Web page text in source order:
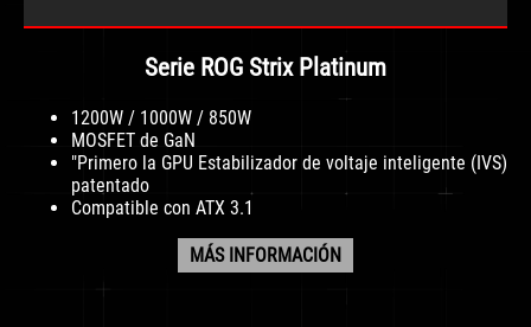
Serie ROG Strix Platinum
1200W / 1000W / 850W
MOSFET de GaN
"Primero la GPU Estabilizador de voltaje inteligente (IVS)
patentado
Compatible con ATX 3.1
MÁS INFORMACIÓN